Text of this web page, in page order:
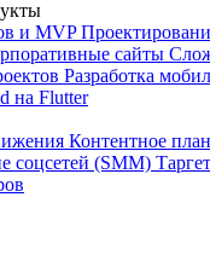
и MVP
сайты
Разработка
на Flutter
Контентное
соцсетей (SMM)